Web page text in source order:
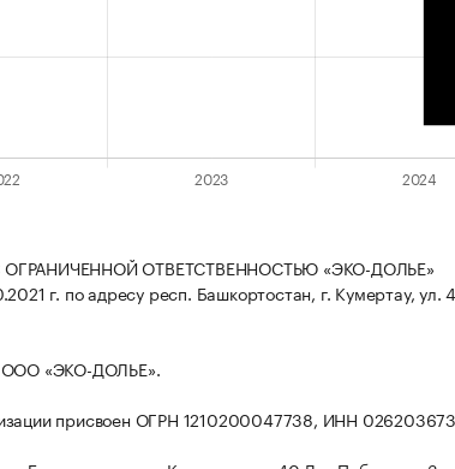
ОТВЕТСТВЕННОСТЬЮ «ЭКО-ДОЛЬЕ»
г. по адресу респ. Башкортостан, г. Кумертау, ул.
ООО «ЭКО-ДОЛЬЕ».
присвоен ОГРН 1210200047738, ИНН